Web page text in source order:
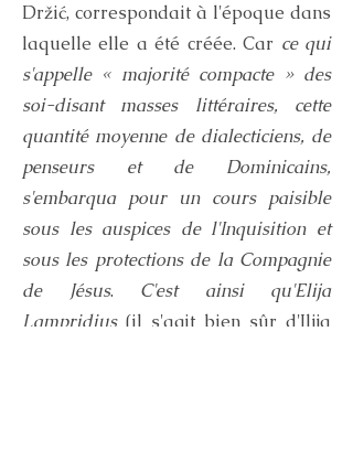
Držić, correspondait à l'époque dans
laquelle elle a été créée. Car ce qui
s'appelle « majorité compacte » des
soi-disant masses littéraires, cette
quantité moyenne de dialecticiens, de
penseurs et de Dominicains,
s'embarqua pour un cours paisible
sous les auspices de l'Inquisition et
sous les protections de la Compagnie
de Jésus. C'est ainsi qu'Elija
Lampridius(il s'agit bien sûr d'Ilija